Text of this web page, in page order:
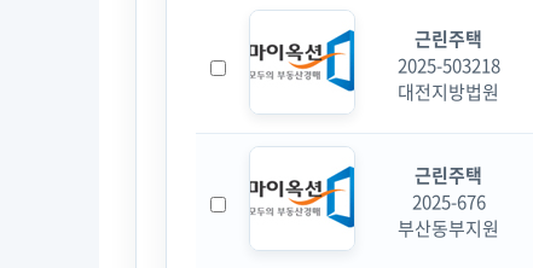
근린주택
2025-503218
대전지방법원
근린주택
2025-676
부산동부지원